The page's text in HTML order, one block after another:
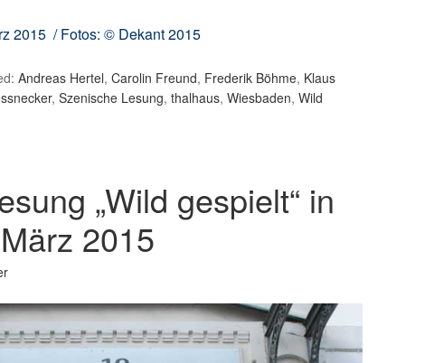
2015 / Fotos: © Dekant 2015
Andreas Hertel, Carolin Freund, Frederik Böhme, Klaus
, Szenische Lesung, thalhaus, Wiesbaden, Wild
„Wild gespielt“ in
2015